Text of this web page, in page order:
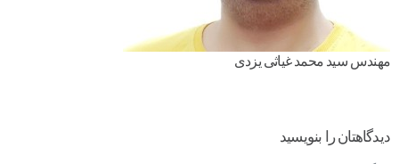
مهندس سید محمد غیاثی یزدی
دیدگاهتان را بنویسید